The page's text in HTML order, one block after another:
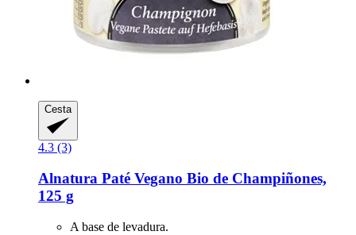
Cesta
4.3 (3)
Alnatura Paté Vegano Bio de Champiñones,
125 g
A base de levadura.